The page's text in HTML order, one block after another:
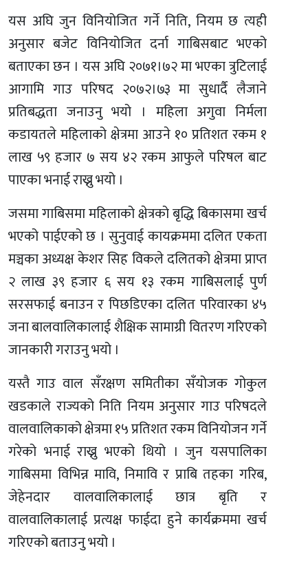
यस अघि जुन विनियोजित गर्ने निति, नियम छ त्यही
अनुसार बजेट विनियोजित दर्ना गाबिसबाट भएको
बताएका छन । यस अघि २०७१।७२ मा भएका त्रुटिलाई
आगामि गाउ परिषद २०७२।७३ मा सुधार्दै लैजाने
प्रतिबद्धता जनाउनु भयो । महिला अगुवा निर्मला
कडायतले महिलाको क्षेत्रमा आउने १० प्रतिशत रकम १
लाख ५९ हजार ७ सय ४२ रकम आफुले परिषल बाट
पाएका भनाई राख्नु भयो ।
जसमा गाबिसमा महिलाको क्षेत्रको बृद्धि बिकासमा खर्च
भएको पाईएको छ । सुनुवाई कायक्रममा दलित एकता
मञ्चका अध्यक्ष केशर सिह विकले दलितको क्षेत्रमा प्राप्त
२ लाख ३९ हजार ६ सय १३ रकम गाबिसलाई पुर्ण
सरसफाई बनाउन र पिछडिएका दलित परिवारका ४५
जना बालवालिकालाई शैक्षिक सामाग्री वितरण गरिएको
जानकारी गराउनु भयो ।
यस्तै गाउ वाल सँरक्षण समितीका सँयोजक गोकुल
खडकाले राज्यको निति नियम अनुसार गाउ परिषदले
वालवालिकाको क्षेत्रमा १५ प्रतिशत रकम विनियोजन गर्ने
गरेको भनाई राख्नु भएको थियो । जुन यसपालिका
गाबिसमा विभिन्न मावि, निमावि र प्राबि तहका गरिब,
जेहेनदार वालवालिकालाई छात्र बृति र
वालवालिकालाई प्रत्यक्ष फाईदा हुने कार्यक्रममा खर्च
गरिएको बताउनु भयो ।